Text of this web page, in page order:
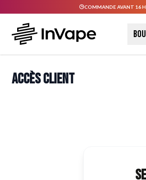
COMMANDE AVANT 16
Accès client